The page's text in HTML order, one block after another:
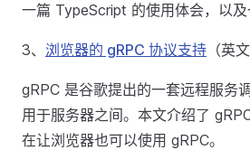
一篇 TypeScript 的使用体会，以及
3、 浏览器的 gRPC 协议支持 （英文
gRPC 是谷歌提出的一套远程服务
用于服务器之间。本文介绍了
在让浏览器也可以使用 gRPC。